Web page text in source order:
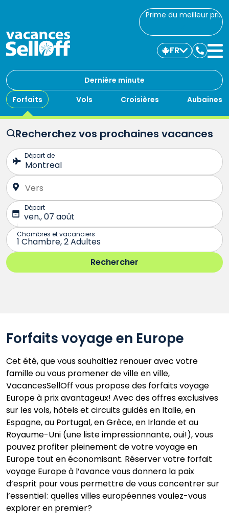
Prime du meilleur prix
Dernière minute
Forfaits
Vols Croisières Aubaines
FR
avec
Recherchez vos prochaines vacances
Forfaits voyage en Europe
Cet été, que vous souhaitiez renouer avec votre
famille ou vous promener de ville en ville,
VacancesSellOff vous propose des forfaits voyage
Europe à prix avantageux! Avec des offres exclusives
sur les vols, hôtels et circuits guidés en Italie, en
Espagne, au Portugal, en Grèce, en Irlande et au
Royaume-Uni (une liste impressionnante, oui!), vous
pouvez profiter pleinement de votre voyage en
Europe tout en économisant. Réserver votre forfait
voyage Europe à l’avance vous donnera la paix
d’esprit pour vous permettre de vous concentrer sur
l’essentiel : quelles villes européennes voulez-vous
explorer en premier?